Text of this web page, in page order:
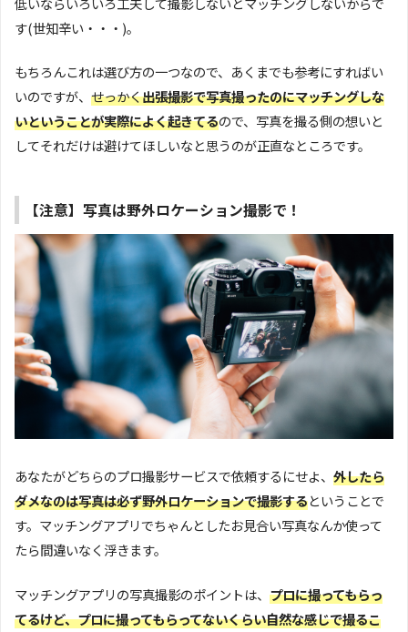
す(世知辛い・・・)。
もちろんこれは選び方の一つなので、あくまでも参考にすればい
いのですが、 せっかく出張撮影で写真撮ったのにマッチングしな
いということが実際によく起きてるので、写真を撮る側の想いと
してそれだけは避けてほしいなと思うのが正直なところです。
【注意】写真は野外ロケーション撮影で！
あなたがどちらのプロ撮影サービスで依頼するにせよ、 外したら
ダメなのは写真は必ず野外ロケーションで撮影するということで
す。マッチングアプリでちゃんとしたお見合い写真なんか使って
たら間違いなく浮きます。
マッチングアプリの写真撮影のポイントは、 プロに撮ってもらっ
てるけど、プロに撮ってもらってないくらい自然な感じで撮るこ